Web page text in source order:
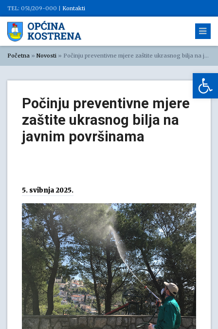
TEL: 051/209-000 | Kontakti
Početna » Novosti » Počinju preventivne mjere zaštite ukrasnog bilja na javnim površinama
Počinju preventivne mjere
zaštite ukrasnog bilja na
javnim površinama
5. svibnja 2025.